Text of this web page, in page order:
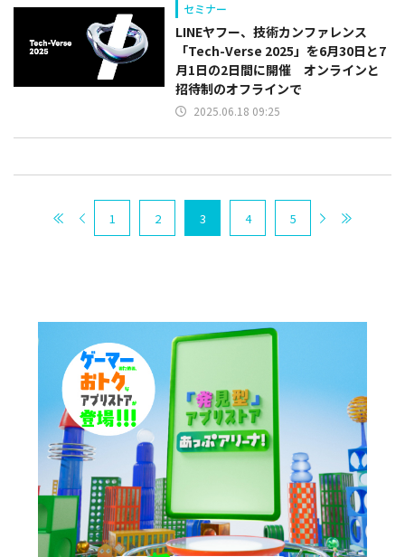
セミナー
LINEヤフー、技術カンファレンス
「Tech-Verse 2025」を6月30日と7
月1日の2日間に開催 オンラインと
招待制のオフラインで
2025.06.18 09:25
1 2 3 4 5